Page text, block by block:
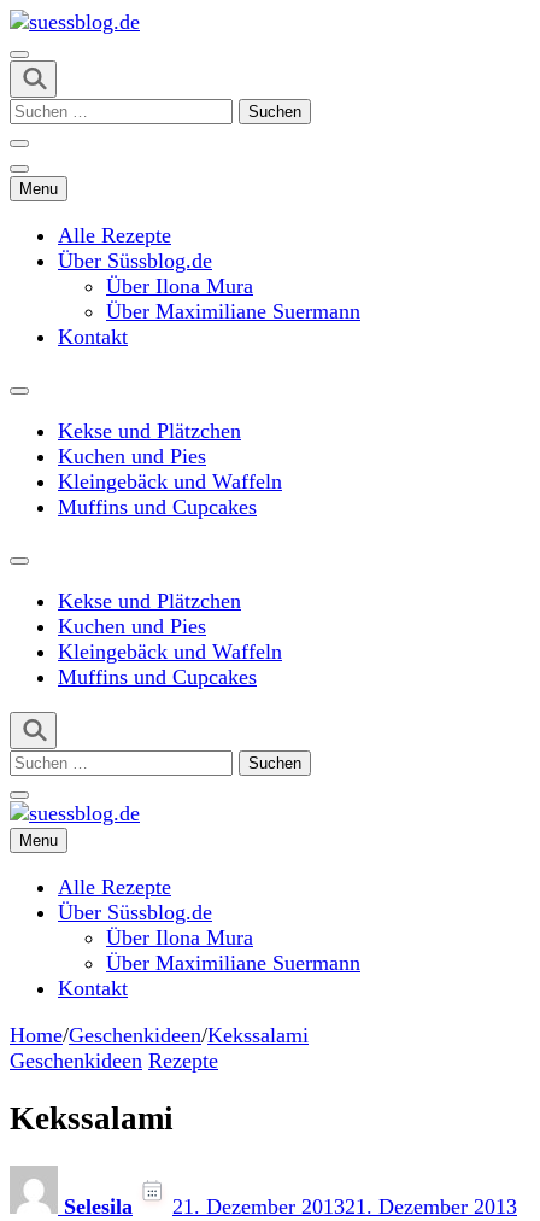
Skip
to
content
(Press
Enter)
suessblog.de
Suchen
Menu
Alle Rezepte
Über Süssblog.de
Über Ilona Mura
Über Maximiliane Suermann
Kontakt
Kekse und Plätzchen
Kuchen und Pies
Kleingebäck und Waffeln
Muffins und Cupcakes
Kekse und Plätzchen
Kuchen und Pies
Kleingebäck und Waffeln
Muffins und Cupcakes
Suchen
suessblog.de
Menu
Alle Rezepte
Über Süssblog.de
Über Ilona Mura
Über Maximiliane Suermann
Kontakt
Home/Geschenkideen/Kekssalami
Geschenkideen Rezepte
Kekssalami
Selesila 21. Dezember 201321. Dezember 2013